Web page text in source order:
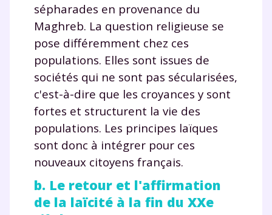
sépharades en provenance du
Maghreb. La question religieuse se
pose différemment chez ces
populations. Elles sont issues de
sociétés qui ne sont pas sécularisées,
c'est-à-dire que les croyances y sont
fortes et structurent la vie des
populations. Les principes laïques
sont donc à intégrer pour ces
nouveaux citoyens français.
b. Le retour et l'affirmation
de la laïcité à la fin du XXe
et de réussir votre
année scolaire ?
Testez gratuitement
pendant 24h notre
plateforme de soutien
scolaire !
Fiches de cours et vidéos, exercices